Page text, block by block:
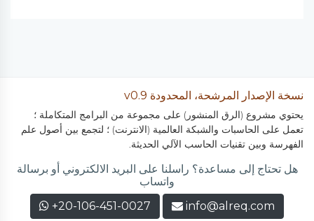
نسخة الإصدار المرشحة، المحدودة v0.9
يحتوي مشروع (الرق المنشور) على مجموعة من البرامج المتكاملة ؛
تعمل على الحاسبات والشبكة العالمية (الانترنت) ؛ لتجمع بين أصول علم
الفهرسة وبين تقنيات الحاسب الآلي الحديثة.
هل تحتاج إلى مساعدة؟ راسلنا على البريد الالكتروني أو برسالة
واتساب
info@alreq.com
+20-106-451-0027